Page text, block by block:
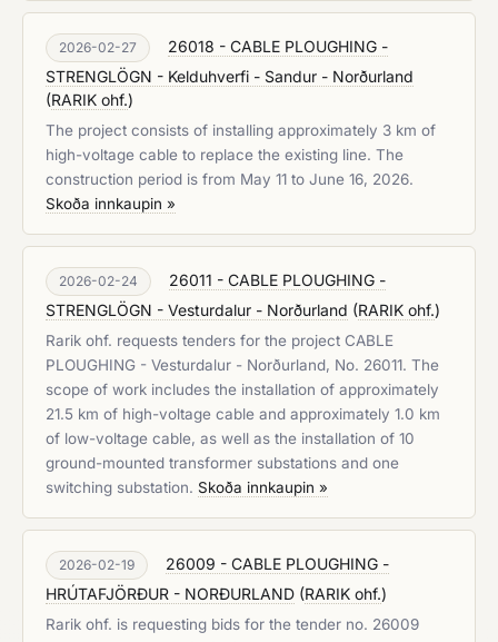
2026-02-27
26018 - CABLE PLOUGHING -
STRENGLÖGN - Kelduhverfi - Sandur - Norðurland
(RARIK ohf.)
The project consists of installing approximately 3 km of
high-voltage cable to replace the existing line. The
construction period is from May 11 to June 16, 2026.
Skoða innkaupin »
2026-02-24
26011 - CABLE PLOUGHING -
STRENGLÖGN - Vesturdalur - Norðurland (RARIK ohf.)
Rarik ohf. requests tenders for the project CABLE
PLOUGHING - Vesturdalur - Norðurland, No. 26011. The
scope of work includes the installation of approximately
21.5 km of high-voltage cable and approximately 1.0 km
of low-voltage cable, as well as the installation of 10
ground-mounted transformer substations and one
switching substation. Skoða innkaupin »
2026-02-19
26009 - CABLE PLOUGHING -
HRÚTAFJÖRÐUR - NORÐURLAND (RARIK ohf.)
Rarik ohf. is requesting bids for the tender no. 26009